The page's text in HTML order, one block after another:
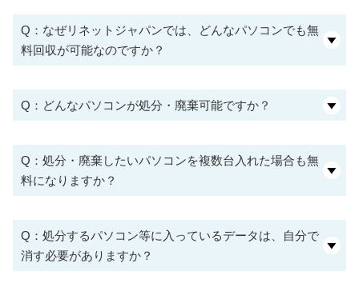
Q：なぜリネットジャパンでは、どんなパソコンでも無
料回収が可能なのですか？
Q：どんなパソコンが処分・廃棄可能ですか？
Q：処分・廃棄したいパソコンを複数台入れた場合も無
料になりますか？
Q：処分するパソコン等に入っているデータは、自分で
消す必要がありますか？